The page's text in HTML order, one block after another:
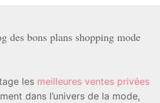
des bons plans shopping mode
les meilleures ventes privées
dans l’univers de la mode,